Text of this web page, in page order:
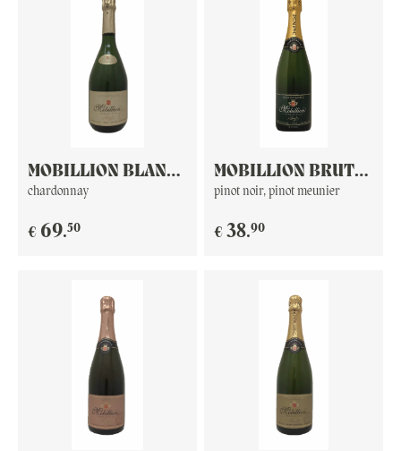
MOBILLION BLANC
DE BLANC PREMIER
chardonnay
€ 69.50
MOBILLION BRUT
PREMIER CRU
pinot noir, pinot meunier
€ 38.90